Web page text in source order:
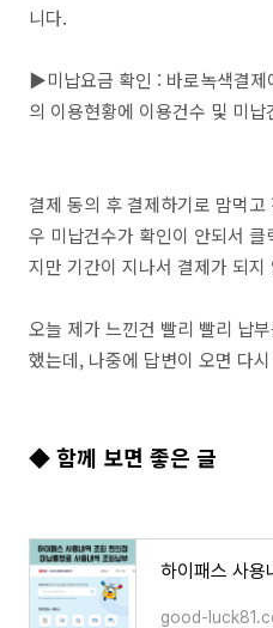
니다.
▶미납요금 확인 : 바로녹색결제
의 이용현황에 이용건수 및 미
결제 동의 후 결제하기로 맘먹
우 미납건수가 확인이 안되서
지만 기간이 지나서 결제가 되지
오늘 제가 느낀건 빨리 빨리 납
했는데, 나중에 답변이 오면 다
◆ 함께 보면 좋은 글
good-